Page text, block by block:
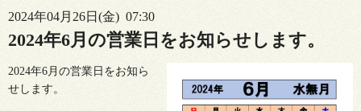
2024年04月26日(金) 07:30
2024年6月の営業日をお知らせします。
2024年6月の営業日をお知ら
せします。